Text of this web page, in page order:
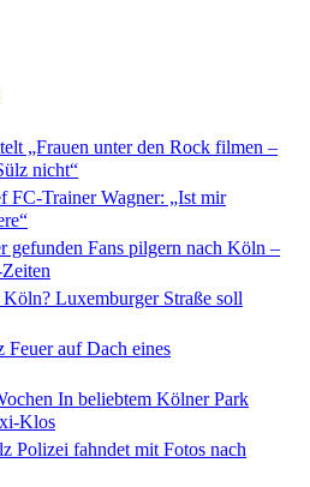
„Frauen unter den Rock filmen –
nicht“
FC-Trainer Wagner: „Ist mir
gefunden Fans pilgern nach Köln –
Köln? Luxemburger Straße soll
Feuer auf Dach eines
In beliebtem Kölner Park
Klos
Polizei fahndet mit Fotos nach